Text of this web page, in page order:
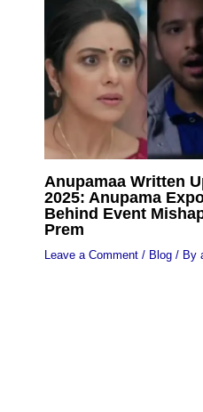
Anupamaa Written
2025: Anupama
Behind Event
Prem
Leave a Comment / Blog/ By